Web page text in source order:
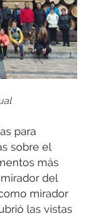
para
sobre el
más
del
mirador
las vistas